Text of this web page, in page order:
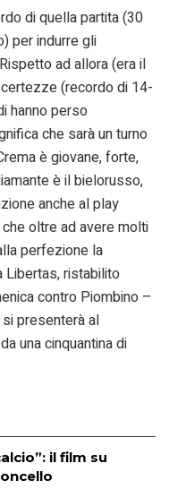
di quella partita (30
per indurre gli
ad allora (era il
(recordo di 14-
hanno perso
che sarà un turno
è giovane, forte,
è il bielorusso,
anche al play
oltre ad avere molti
perfezione la
Libertas, ristabilito
contro Piombino –
presenterà al
una cinquantina di
il film su